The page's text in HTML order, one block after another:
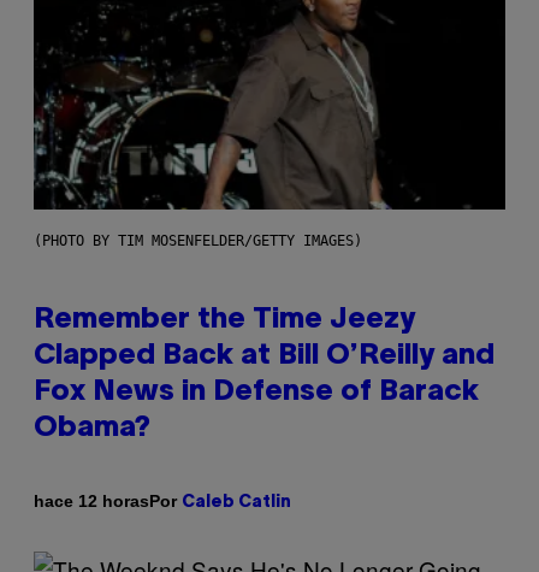
(PHOTO BY TIM MOSENFELDER/GETTY IMAGES)
Remember the Time Jeezy
Clapped Back at Bill O’Reilly and
Fox News in Defense of Barack
Obama?
hace 12 horasPor Caleb Catlin